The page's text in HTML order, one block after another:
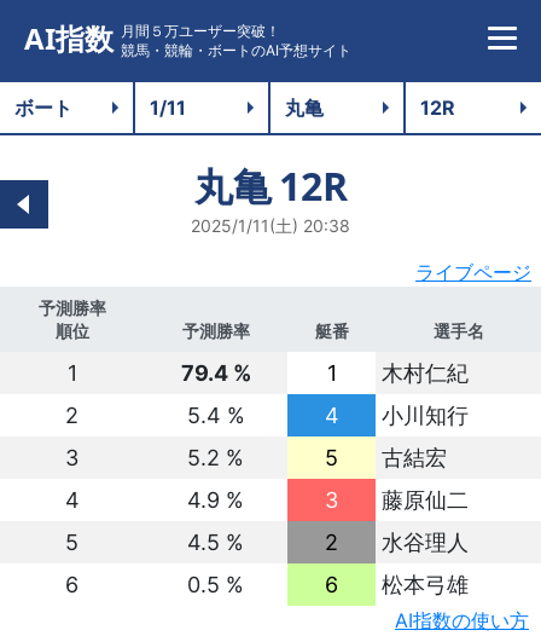
AI指数 月間５万ユーザー突破！
競馬・競輪・ボートのAI予想サイト
丸亀12R
2025/1/11(土) 20:38
ライブページ
予測勝率
順位
予測勝率 艇番 選手名
1 79.4 % 1
木村仁紀
2
5.4 % 4
小川知行
3
5.2 % 5
古結宏
4
4.9 % 3
藤原仙二
5
4.5 % 2
水谷理人
6
0.5 % 6 松本弓雄
AI指数の使い方